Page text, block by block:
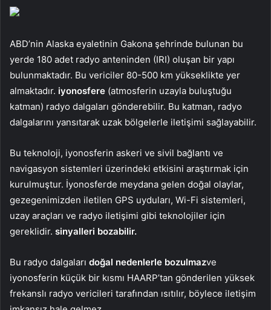
ABD’nin Alaska eyaletinin Gakona şehrinde bulunan bu
yerde 180 adet radyo anteninden (IRI) oluşan bir yapı
bulunmaktadır. Bu vericiler 80-500 km yükseklikte yer
almaktadır. iyonosfere (atmosferin uzayla buluştuğu
katman) radyo dalgaları gönderebilir. Bu katman, radyo
dalgalarını yansıtarak uzak bölgelerle iletişimi sağlayabilir.
Bu teknoloji, iyonosferin askeri ve sivil bağlantı ve
navigasyon sistemleri üzerindeki etkisini araştırmak için
kurulmuştur. İyonosferde meydana gelen doğal olaylar,
gezegenimizden iletilen GPS uyduları, Wi-Fi sistemleri,
uzay araçları ve radyo iletişimi gibi teknolojiler için
gereklidir. sinyalleri bozabilir.
Bu radyo dalgaları doğal nedenlerle bozulmazve
iyonosferin küçük bir kısmı HAARP’tan gönderilen yüksek
frekanslı radyo vericileri tarafından ısıtılır, böylece iletişim